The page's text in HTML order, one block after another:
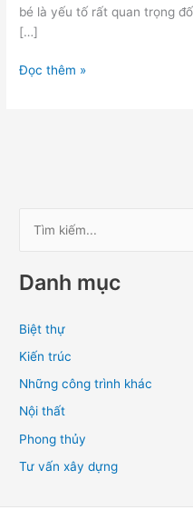
bé là yếu tố rất quan trọng
[…]
Đọc thêm »
m
i
ế
m
:
Danh mục
Biệt thự
Kiến trúc
Những công trình khác
Nội thất
Phong thủy
Tư vấn xây dựng